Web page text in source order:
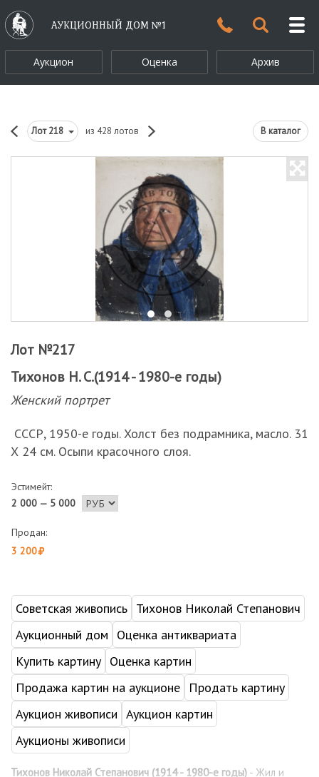
АУКЦИОННЫЙ ДОМ №1
Аукцион Оценка Архив
Лот218 из 428 лотов В каталог
Лот №217
Тихонов Н. С.(1914 - 1980-е годы)
Женский портрет
СССР, 1950-е годы. Холст без подрамника, масло. 31
Х 24 см. Осыпи красочного слоя.
Эстимейт:
2 000 — 5 000
Продан:
3 200
Советская живопись Тихонов Николай Степанович
Аукционный дом
Оценка антиквариата
Купить картину Оценка картин
Продажа картин на аукционе
Продать картину
Аукцион живописи Аукцион картин
Аукционы живописи
Тихонов Николай Степанович (1914 - 1980-е годы) - Жил и